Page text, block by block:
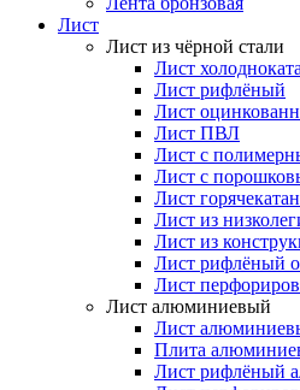
Лист
Лист из чёрной стали
Лист
Лист рифлёный
Лист
Лист ПВЛ
Лист с
Лист с
Лист
Лист из
Лист из
Лист рифлёный
Лист
Лист алюминиевый
Лист
Плита
Лист рифлёный